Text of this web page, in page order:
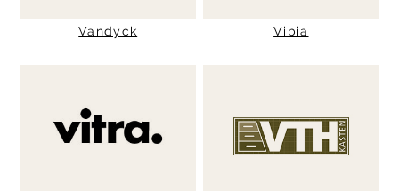
Vandyck Vibia